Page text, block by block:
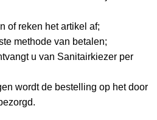
of reken het artikel af;
methode van betalen;
u van Sanitairkiezer per
wordt de bestelling op het door